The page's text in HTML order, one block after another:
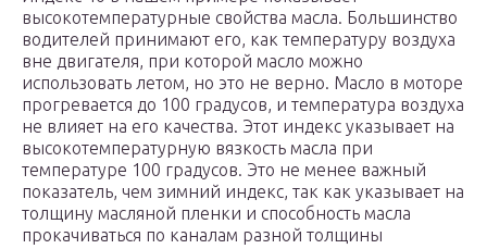
высокотемпературные свойства масла. Большинство
водителей принимают его, как температуру воздуха
вне двигателя, при которой масло можно
использовать летом, но это не верно. Масло в моторе
прогревается до 100 градусов, и температура воздуха
не влияет на его качества. Этот индекс указывает на
высокотемпературную вязкость масла при
температуре 100 градусов. Это не менее важный
показатель, чем зимний индекс, так как указывает на
толщину масляной пленки и способность масла
прокачиваться по каналам разной толщины